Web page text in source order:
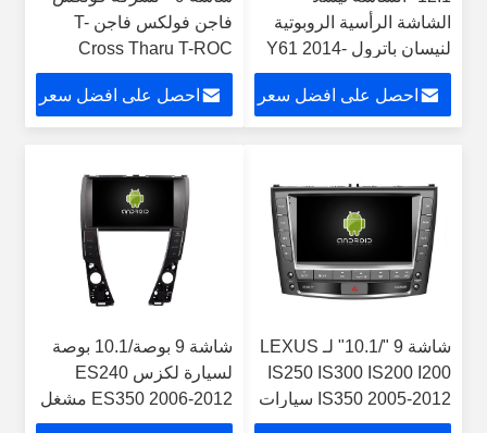
الشاشة الرأسية الروبوتية
لنيسان باترول Y61 2014-
2019 السيارة الوسائط
المتعددة ستيريو جي بي إس
Carplay Player
احصل على افضل سعر
فاجن فولكس فاجن T-
Cross Tharu T-ROC
تايرون ساغيتار باسات B8
MQB 2018-2021 سيارات
الوسائط المتعددة ستيريو
Player
احصل على افضل سعر
شاشة 9 "/10.1" لـ LEXUS
IS250 IS300 IS200 I200
IS350 2005-2012 سيارات
الوسائط المتعددة ستيريو
شاشة 9 بوصة/10.1 بوصة
لسيارة لكزس ES240
ES350 2006-2012 مشغل
وسائط متعددة ستيريو